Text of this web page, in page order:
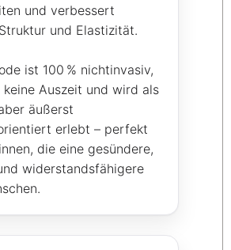
und verbessert
und Elastizität.
ist 100 % nichtinvasiv,
Auszeit und wird als
äußerst
erlebt – perfekt
die eine gesündere,
widerstandsfähigere